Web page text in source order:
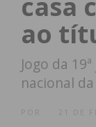
ao
Jogo da
nacional